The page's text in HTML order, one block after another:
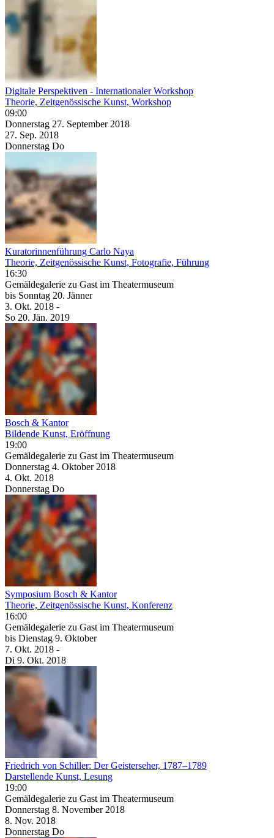
Digitale Perspektiven - Internationaler Workshop
Theorie, Zeitgenössische Kunst, Workshop
09:00
Donnerstag 27. September 2018
27. Sep. 2018
Donnerstag Do
Kuratorinnenführung Carlo Naya
Theorie, Zeitgenössische Kunst, Fotografie, Führung
16:30
Gemäldegalerie zu Gast im Theatermuseum
bis Sonntag 20. Jänner
3. Okt. 2018 -
So 20. Jän. 2019
Bosch & Kantor
Bildende Kunst, Eröffnung
19:00
Gemäldegalerie zu Gast im Theatermuseum
Donnerstag 4. Oktober 2018
4. Okt. 2018
Donnerstag Do
Symposium Bosch & Kantor
Theorie, Zeitgenössische Kunst, Konferenz
16:00
Gemäldegalerie zu Gast im Theatermuseum
bis Dienstag 9. Oktober
7. Okt. 2018 -
Di 9. Okt. 2018
Friedrich von Schiller: Der Geisterseher, 1787–1789
Darstellende Kunst, Lesung
19:00
Gemäldegalerie zu Gast im Theatermuseum
Donnerstag 8. November 2018
8. Nov. 2018
Donnerstag Do